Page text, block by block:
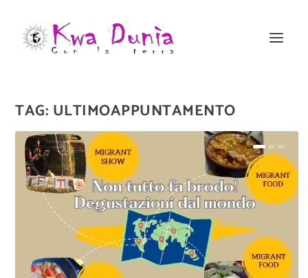
TAG: ULTIMOAPPUNTAMENTO